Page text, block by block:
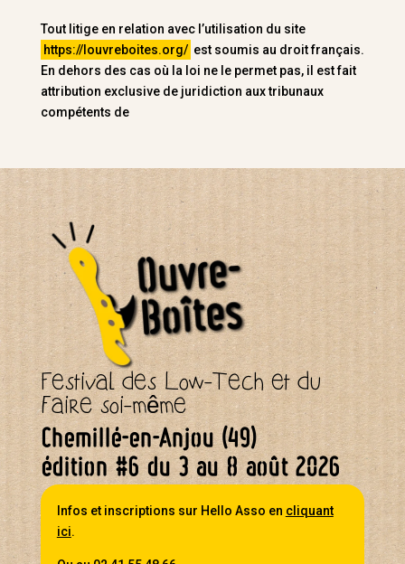
Tout litige en relation avec l’utilisation du site
https://louvreboites.org/ est soumis au droit français.
En dehors des cas où la loi ne le permet pas, il est fait
attribution exclusive de juridiction aux tribunaux
compétents de
Festival des Low-Tech et du
faire soi-même
Chemillé-en-Anjou (49)
édition #6 du 3 au 8 août 2026
Infos et inscriptions sur Hello Asso en cliquant
ici.